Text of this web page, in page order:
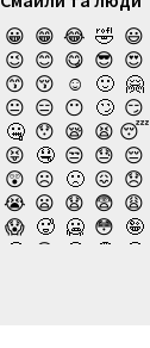
😀 😁 😂 🤣 😃
😉 😊 😋 😎 😍
😙 😚 ☺️ 🙂 🤗
😐 😑 😶 🙄 😏
🤐 😯 😪 😫 😴
😝 🤤 😒 😓 😔
😲 ☹️ 🙁 😖 😞
😭 😦 😧 😨 😩
😱 🥵 🥶 😳 🤪
🤬
😷 🤒 🤕 🤢